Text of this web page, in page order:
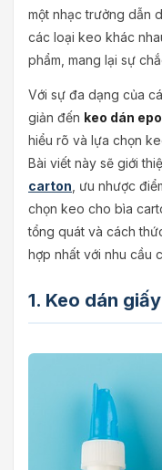
một nhạc trưởng dẫn
các loại keo khác
phẩm, mang lại sự
Với sự đa dạng của
giản đến keo dán
hiểu rõ và lựa chọn
Bài viết này sẽ giới
carton , ưu nhược
chọn keo cho bìa
tổng quát và cách
hợp nhất với nhu cầu
1. Keo dán